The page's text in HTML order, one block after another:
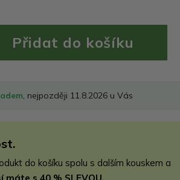
, nejpozději 11.8.2026 u Vás
do košíku spolu s dalším kouskem a